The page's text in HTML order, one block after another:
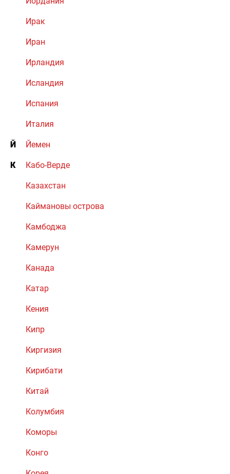
Ирак
Иран
Ирландия
Исландия
Испания
Италия
Й Йемен
К Кабо-Верде
Казахстан
Каймановы острова
Камбоджа
Камерун
Канада
Катар
Кения
Кипр
Киргизия
Кирибати
Китай
Колумбия
Коморы
Конго